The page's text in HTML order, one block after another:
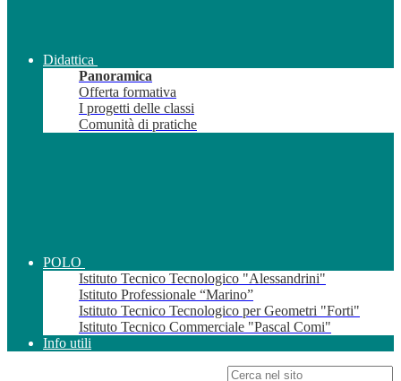
Didattica
Panoramica
Offerta formativa
I progetti delle classi
Comunità di pratiche
POLO
Istituto Tecnico Tecnologico "Alessandrini"
Istituto Professionale “Marino”
Istituto Tecnico Tecnologico per Geometri "Forti"
Istituto Tecnico Commerciale "Pascal Comi"
Info utili